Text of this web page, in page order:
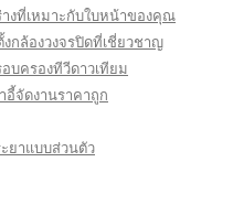
งที่เหมาะกับใบหน้าของคุณ
กล้องวงจรปิดที่เชี่ยวชาญ
บครองทีวีดาวเทียม
อี้จัดงานราคาถูก
ะยาแบบส่วนตัว